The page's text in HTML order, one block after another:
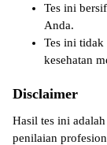
Tes ini
Anda.
Tes ini tidak
kesehatan
Disclaimer
Hasil tes ini
penilaian